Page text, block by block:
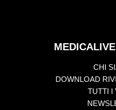
CHI
DOWNLOAD
TUTTI I